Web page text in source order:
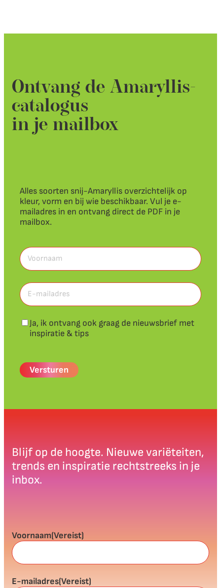
Ontvang de Amaryllis-
catalogus
in je mailbox
Alles soorten snij-Amaryllis overzichtelijk op
kleur, vorm en bij wie beschikbaar. Vul je e-
mailadres in en ontvang direct de PDF in je
mailbox.
Voornaam
E-
mailadres(Vereist)
Nieuwsbrief
Ja, ik ontvang ook graag de nieuwsbrief met
inspiratie & tips
Blijf op de hoogte. Nieuwe variëteiten,
trends en inspiratie rechtstreeks in je
inbox.
Voornaam(Vereist)
E-mailadres(Vereist)